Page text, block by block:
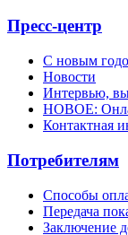
Пресс-центр
С новым
Новости
Интервью,
НОВОЕ:
Контактная
Потребителям
Способы
Передача
Заключение